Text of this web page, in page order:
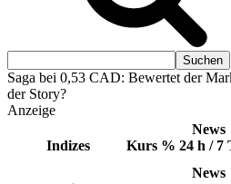
Saga bei 0,53 CAD: Bewertet der
der Story?
Anzeige
Indizes Kurs %
News
24 h / 7
News